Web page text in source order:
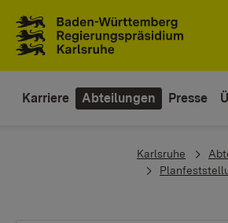
Karriere Abteilungen Presse
You are here:
Karlsruhe